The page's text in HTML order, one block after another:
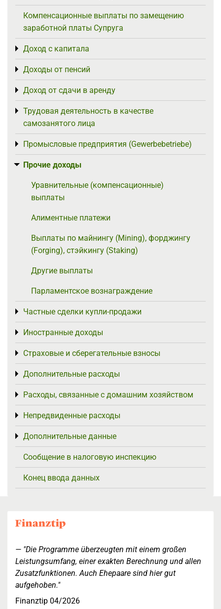
Компенсационные выплаты по замещению
заработной платы Супруга
Доход с капитала
Toggle menu
Доходы от пенсий
Toggle menu
Доход от сдачи в аренду
Toggle menu
Трудовая деятельность в качестве
самозанятого лица
Toggle menu
Промысловые предприятия (Gewerbebetriebe)
Toggle menu
Прочие доходы
Toggle menu
Уравнительные (компенсационные)
выплаты
Алиментные платежи
Выплаты по майнингу (Mining), форджингу
(Forging), стэйкингу (Staking)
Другие выплаты
Парламентское вознаграждение
Частные сделки купли-продажи
Toggle menu
Иностранные доходы
Toggle menu
Страховые и сберегательные взносы
Toggle menu
Дополнительные расходы
Toggle menu
Расходы, связанные с домашним хозяйством
Toggle menu
Непредвиденные расходы
Toggle menu
Дополнительные данные
Toggle menu
Сообщение в налоговую инспекцию
Конец ввода данных
"Die Programme überzeugten mit einem großen
Leistungsumfang, einer exakten Berechnung und allen
Zusatzfunktionen. Auch Ehepaare sind hier gut
aufgehoben."
Finanztip 04/2026